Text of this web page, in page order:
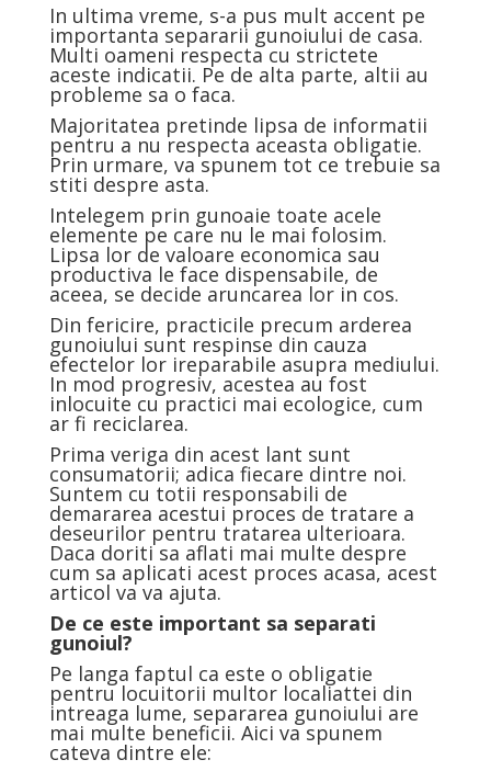
In ultima vreme, s-a pus mult accent pe
importanta separarii gunoiului de casa.
Multi oameni respecta cu strictete
aceste indicatii. Pe de alta parte, altii au
probleme sa o faca.
Majoritatea pretinde lipsa de informatii
pentru a nu respecta aceasta obligatie.
Prin urmare, va spunem tot ce trebuie sa
stiti despre asta.
Intelegem prin gunoaie toate acele
elemente pe care nu le mai folosim.
Lipsa lor de valoare economica sau
productiva le face dispensabile, de
aceea, se decide aruncarea lor in cos.
Din fericire, practicile precum arderea
gunoiului sunt respinse din cauza
efectelor lor ireparabile asupra mediului.
In mod progresiv, acestea au fost
inlocuite cu practici mai ecologice, cum
ar fi reciclarea.
Prima veriga din acest lant sunt
consumatorii; adica fiecare dintre noi.
Suntem cu totii responsabili de
demararea acestui proces de tratare a
deseurilor pentru tratarea ulterioara.
Daca doriti sa aflati mai multe despre
cum sa aplicati acest proces acasa, acest
articol va va ajuta.
De ce este important sa separati
gunoiul?
Pe langa faptul ca este o obligatie
pentru locuitorii multor localiattei din
intreaga lume, separarea gunoiului are
mai multe beneficii. Aici va spunem
cateva dintre ele: